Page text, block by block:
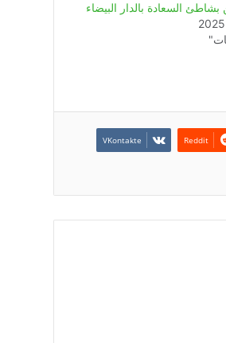
السعادة بالدار البيضاء